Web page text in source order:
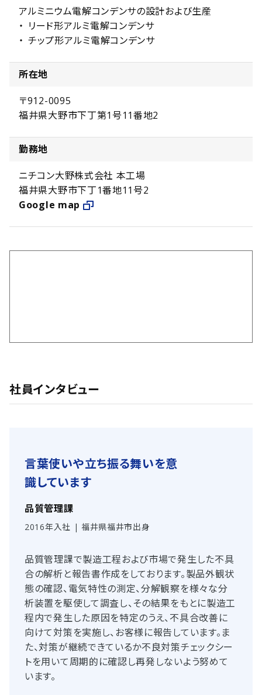
アルミニウム電解コンデンサの設計および生産
リード形アルミ電解コンデンサ
チップ形アルミ電解コンデンサ
所在地
〒912-0095
福井県大野市下丁第1号11番地2
勤務地
ニチコン大野株式会社 本工場
福井県大野市下丁1番地11号2
Google map
社員インタビュー
言葉使いや立ち振る舞いを意
識しています
品質管理課
2016年入社 | 福井県福井市出身
品質管理課で製造工程および市場で発生した不具
合の解析と報告書作成をしております。製品外観状
態の確認、電気特性の測定、分解観察を様々な分
析装置を駆使して調査し、その結果をもとに製造工
程内で発生した原因を特定のうえ、不具合改善に
向けて対策を実施し、お客様に報告しています。ま
た、対策が継続できているか不良対策チェックシー
トを用いて周期的に確認し再発しないよう努めて
います。